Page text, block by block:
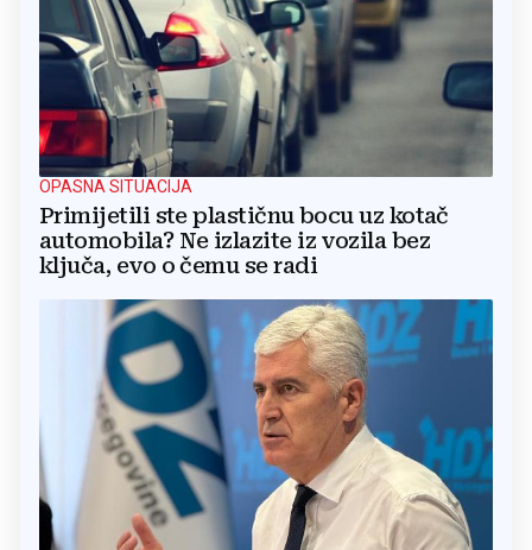
OPASNA SITUACIJA
Primijetili ste plastičnu bocu uz kotač
automobila? Ne izlazite iz vozila bez
ključa, evo o čemu se radi